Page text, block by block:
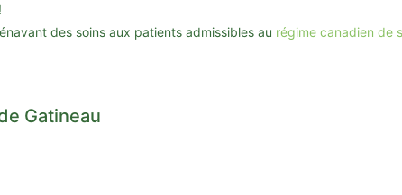
des soins aux patients admissibles au régime canadien de
Gatineau